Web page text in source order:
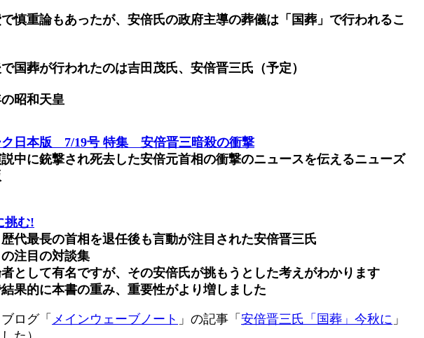
慎重論もあったが、安倍氏の政府主導の葬儀は「国葬」で行われるこ
国葬が行われたのは吉田茂氏、安倍晋三氏（予定）
昭和天皇
ク日本版 7/19号 特集 安倍晋三暗殺の衝撃
中に銃撃され死去した安倍元首相の衝撃のニュースを伝えるニューズ
挑む!
代最長の首相を退任後も言動が注目された安倍晋三氏
注目の対談集
として有名ですが、その安倍氏が挑もうとした考えがわかります
果的に本書の重み、重要性がより増しました
ログ「 メインウェーブノート 」の記事「 安倍晋三氏「国葬」今秋に 」